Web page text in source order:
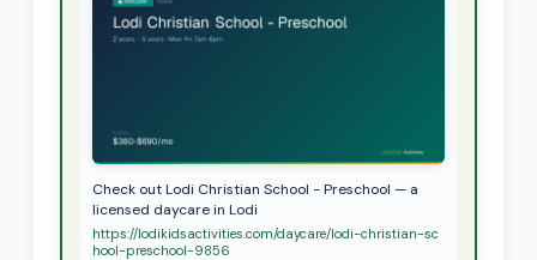
Check out Lodi Christian School - Preschool — a
licensed daycare in Lodi
https://lodikidsactivities.com/daycare/lodi-christian-sc
hool-preschool-9856